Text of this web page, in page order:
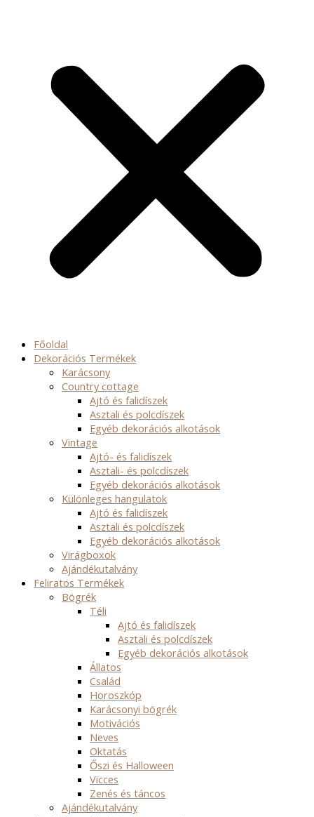
Főoldal
Dekorációs Termékek
Karácsony
Country cottage
Ajtó és falidíszek
Asztali és polcdíszek
Egyéb dekorációs alkotások
Vintage
Ajtó- és falidíszek
Asztali- és polcdíszek
Egyéb dekorációs alkotások
Különleges hangulatok
Ajtó és falidíszek
Asztali és polcdíszek
Egyéb dekorációs alkotások
Virágboxok
Ajándékutalvány
Feliratos Termékek
Bögrék
Téli
Ajtó és falidíszek
Asztali és polcdíszek
Egyéb dekorációs alkotások
Állatos
Család
Horoszkóp
Karácsonyi bögrék
Motivációs
Neves
Oktatás
Őszi és Halloween
Vicces
Zenés és táncos
Ajándékutalvány